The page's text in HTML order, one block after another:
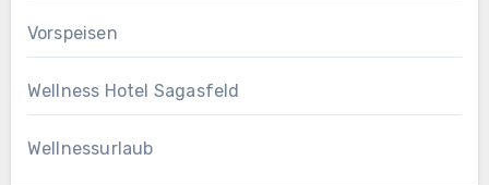
Vorspeisen
Wellness Hotel Sagasfeld
Wellnessurlaub